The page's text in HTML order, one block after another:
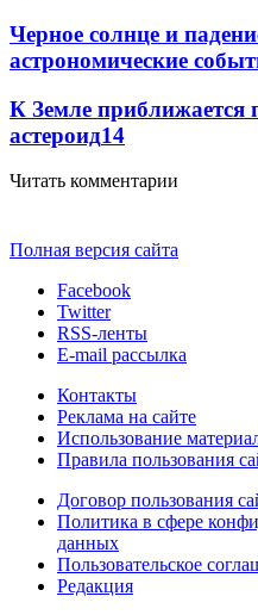
Черное солнце и
астрономические
К Земле приближается
астероид14
Читать комментарии
Полная версия сайта
Facebook
Twitter
RSS-ленты
E-mail рассылка
Контакты
Реклама на сайте
Использование
Правила пользования
Договор пользования
Политика в сфере
данных
Пользовательское
Редакция